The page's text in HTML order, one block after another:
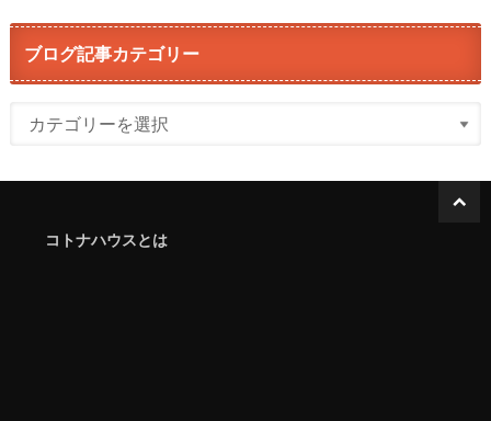
ブログ記事カテゴリー
コトナハウスとは